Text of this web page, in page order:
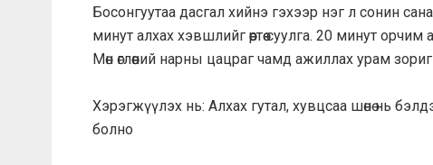
Босонгуутаа дасгал хийнэ гэхээр нэг л сонин
минут алхах хэвшлийг өөртөө суулга. 20 минут
Мөн өглөөний нарны цацраг чамд ажиллах урам зориг
Хэрэгжүүлэх нь: Алхах гутал, хувцсаа шөнө нь
болно